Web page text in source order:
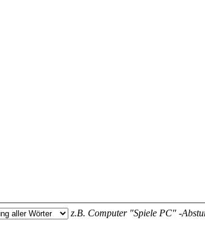
z.B. Computer "Spiele PC" -